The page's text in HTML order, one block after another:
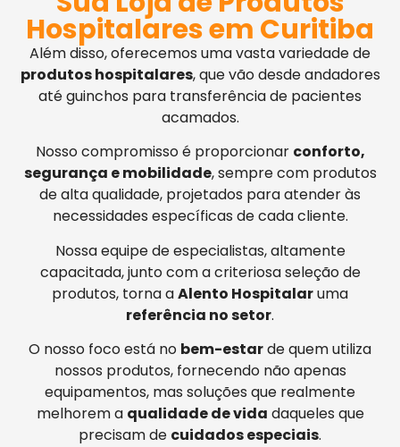
Hospitalares em Curitiba
Além disso, oferecemos uma vasta variedade de
produtos hospitalares, que vão desde andadores
até guinchos para transferência de pacientes
acamados.
Nosso compromisso é proporcionar conforto,
segurança e mobilidade, sempre com produtos
de alta qualidade, projetados para atender às
necessidades específicas de cada cliente.
Nossa equipe de especialistas, altamente
capacitada, junto com a criteriosa seleção de
produtos, torna aAlento Hospitalaruma
referência no setor.
O nosso foco está no bem-estarde quem utiliza
nossos produtos, fornecendo não apenas
equipamentos, mas soluções que realmente
melhorem a qualidade de vida daqueles que
precisam de cuidados especiais.